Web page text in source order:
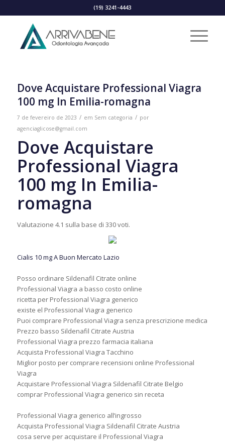
(19) 3241-4443
Dove Acquistare Professional Viagra
100 mg In Emilia-romagna
7 de fevereiro de 2023 / em Sem categoria / por
agenciaglicose@gmail.com
Dove Acquistare
Professional Viagra
100 mg In Emilia-
romagna
Valutazione 4.1 sulla base di 330voti.
Cialis 10 mg A Buon Mercato Lazio
Posso ordinare Sildenafil Citrate online
Professional Viagra a basso costo online
ricetta per Professional Viagra generico
existe el Professional Viagra generico
Puoi comprare Professional Viagra senza prescrizione medica
Prezzo basso Sildenafil Citrate Austria
Professional Viagra prezzo farmacia italiana
Acquista Professional Viagra Tacchino
Miglior posto per comprare recensioni online Professional
Viagra
Acquistare Professional Viagra Sildenafil Citrate Belgio
comprar Professional Viagra generico sin receta
Professional Viagra generico all’ingrosso
Acquista Professional Viagra Sildenafil Citrate Austria
cosa serve per acquistare il Professional Viagra